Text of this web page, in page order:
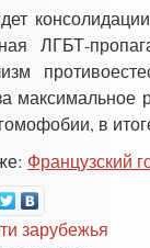
ЛГБТ-
максимальное
в
Французский
зарубежья